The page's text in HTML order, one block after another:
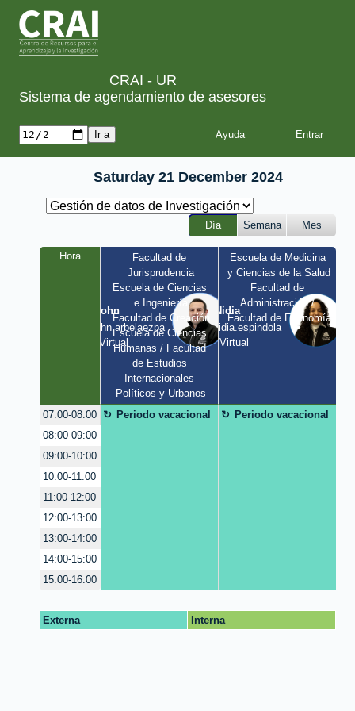
CRAI - UR
Sistema de agendamiento de asesores
Ayuda
Saturday 21 December 2024
Día Semana Mes
Hora
John
john.arbelaezpa
/ Virtual
Facultad de
Jurisprudencia
Escuela de Ciencias
e Ingeniería
Facultad de Creación
Escuela de Ciencias
Humanas / Facultad
de Estudios
Internacionales
Políticos y Urbanos
Nidia
nidia.espindola
/ Virtual
Escuela de Medicina
y Ciencias de la Salud
Facultad de
Administración /
Facultad de Economía
07:00-08:00 Periodo vacacional
Periodo vacacional
08:00-09:00
09:00-10:00
10:00-11:00
11:00-12:00
12:00-13:00
13:00-14:00
14:00-15:00
15:00-16:00
Externa Interna